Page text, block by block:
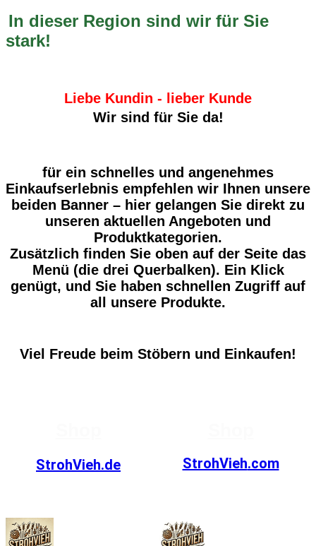
In dieser Region sind wir für Sie
stark!
Liebe Kundin - lieber Kunde
Wir sind für Sie da!
für ein schnelles und angenehmes
Einkaufserlebnis empfehlen wir Ihnen unsere
beiden Banner – hier gelangen Sie direkt zu
unseren aktuellen Angeboten und
Produktkategorien.
Zusätzlich finden Sie oben auf der Seite das
Menü (die drei Querbalken). Ein Klick
genügt, und Sie haben schnellen Zugriff auf
all unsere Produkte.
Viel Freude beim Stöbern und Einkaufen!
StrohVieh.de StrohVieh.com